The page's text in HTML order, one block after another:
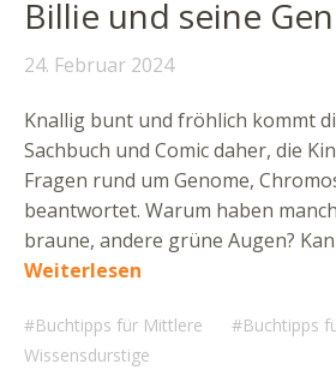
Billie und seine
24. Februar 2024
Knallig bunt und fröhlich kommt
Sachbuch und Comic daher, die
Fragen rund um Genome,
beantwortet. Warum haben
braune, andere grüne Augen?
Weiterlesen
Buchtipps für Mittlere
Buchtipps
Wissensdurstige